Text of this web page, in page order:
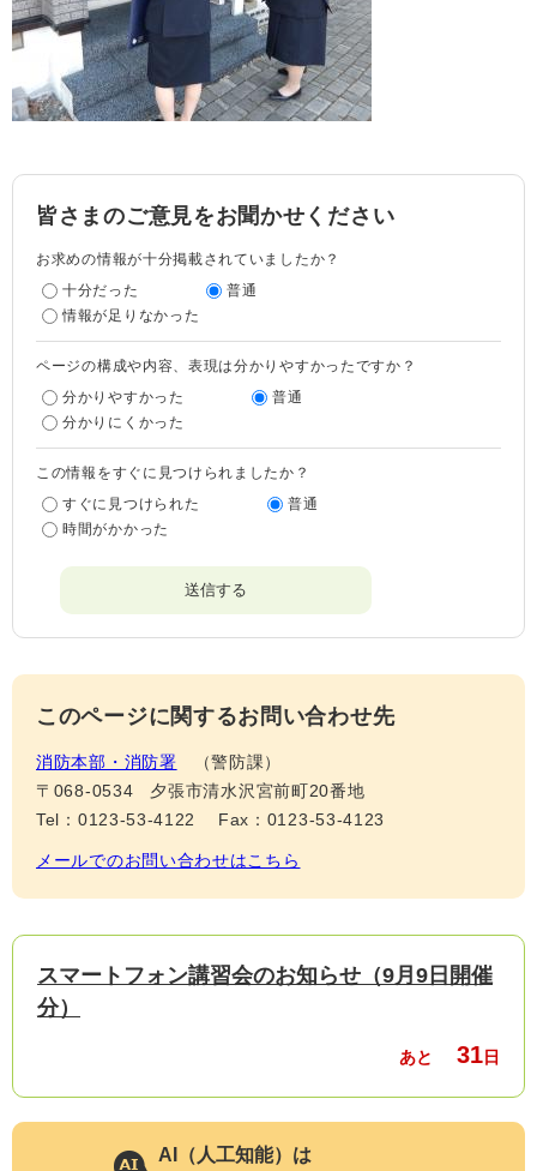
皆さまのご意見をお聞かせください
お求めの情報が十分掲載されていましたか？
十分だった
普通
情報が足りなかった
ページの構成や内容、表現は分かりやすかったですか？
分かりやすかった
普通
分かりにくかった
この情報をすぐに見つけられましたか？
すぐに見つけられた
普通
時間がかかった
このページに関するお問い合わせ先
消防本部・消防署
警防課
〒068-0534
夕張市清水沢宮前町20番地
Tel：0123-53-4122
Fax：0123-53-4123
メールでのお問い合わせはこちら
スマートフォン講習会のお知らせ（9月9日開催
分）
あと 31日
AI（人工知能）は